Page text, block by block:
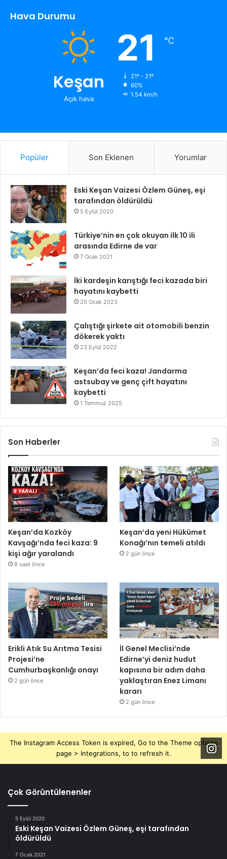
Hava Durumu
Keşan
Açık hava
21 ℃
21º - 21º
60%
1.54 km/h
Popüler Son Eklenen Yorumlar
Eski Keşan Vaizesi Özlem Güneş, eşi
tarafından öldürüldü
5 Eylül 2020
Türkiye’nin en çok okuyan ilk 10 ili
arasında Edirne de var
7 Ocak 2021
İki kardeşin karıştığı feci kazada biri
hayatını kaybetti
20 Ocak 2023
Çalıştığı şirkete ait otomobili benzin
dökerek yaktı
23 Eylül 2022
Keşan’da feci kaza! Jandarma
astsubay ve genç çift hayatını
kaybetti
1 Temmuz 2025
Son Haberler
Keşan’da Kozköy
Kavşağı’nda feci kaza: 9
kişi ağır yaralandı
8 saat önce
Keşan’da yeni Hükümet
Konağı’nın temeli atıldı
2 gün önce
Erikli Atık Su Arıtma Tesisi
Projesi’ne
Cumhurbaşkanlığı onayı
2 gün önce
İl Genel Meclisi’nde
Edirne’yi deniz hudut
kapısına bir adım daha
yaklaştıran Enez Limanı
kararı
2 gün önce
The Instagram Access Token is expired, Go to the Theme options
page > Integrations, to to refresh it.
Çok Görüntülenenler
5 Eylül 2020
Eski Keşan Vaizesi Özlem Güneş, eşi tarafından
öldürüldü
7 Ocak 2021